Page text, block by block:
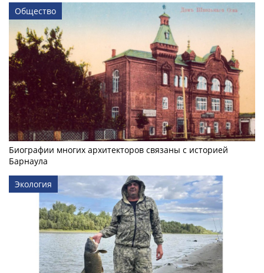
Общество
Биографии многих архитекторов связаны с историей
Барнаула
Экология